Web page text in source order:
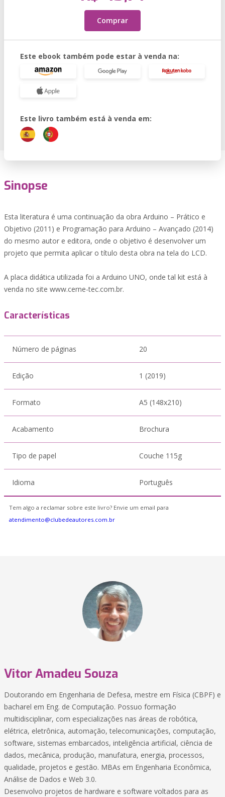
Comprar
Este ebook também pode estar à venda na:
Este livro também está à venda em:
Sinopse
Esta literatura é uma continuação da obra Arduino – Prático e
Objetivo (2011) e Programação para Arduino – Avançado (2014)
do mesmo autor e editora, onde o objetivo é desenvolver um
projeto que permita aplicar o título desta obra na tela do LCD.
A placa didática utilizada foi a Arduino UNO, onde tal kit está à
venda no site www.cerne-tec.com.br.
Características
Número de páginas 20
Edição 1 (2019)
Formato A5 (148x210)
Acabamento Brochura
Tipo de papel Couche 115g
Idioma Português
Tem algo a reclamar sobre este livro? Envie um email para
atendimento@clubedeautores.com.br
Vitor Amadeu Souza
Doutorando em Engenharia de Defesa, mestre em Física (CBPF) e
bacharel em Eng. de Computação. Possuo formação
multidisciplinar, com especializações nas áreas de robótica,
elétrica, eletrônica, automação, telecomunicações, computação,
software, sistemas embarcados, inteligência artificial, ciência de
dados, mecânica, produção, manufatura, energia, processos,
qualidade, projetos e gestão. MBAs em Engenharia Econômica,
Análise de Dados e Web 3.0.
Desenvolvo projetos de hardware e software voltados para as